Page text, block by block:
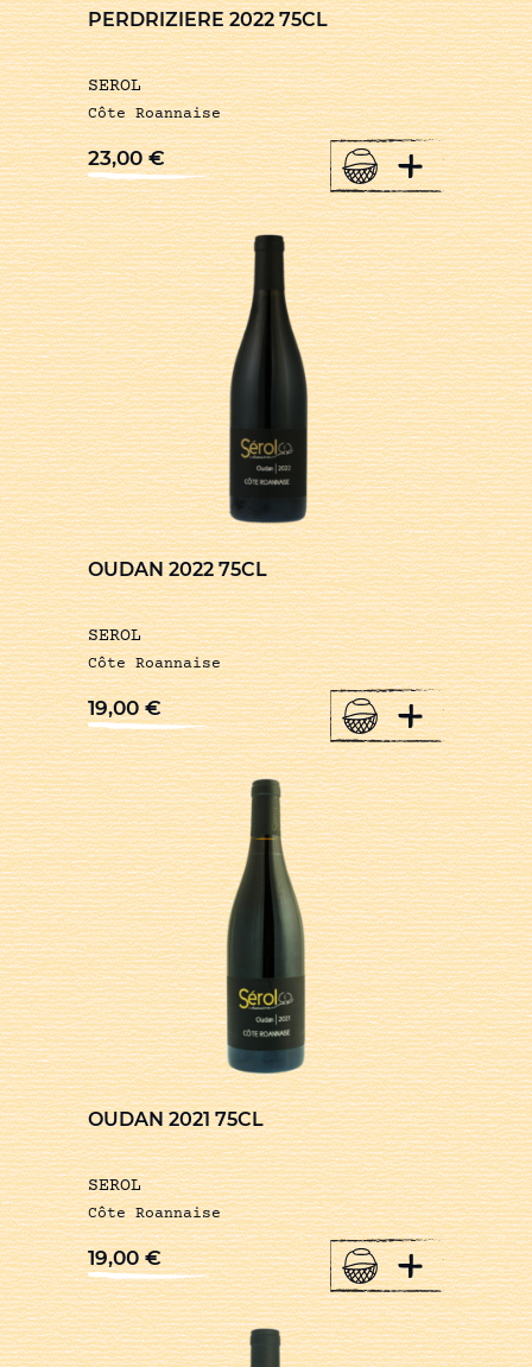
PERDRIZIERE 2022 75CL
SEROL
Côte Roannaise
23,00€ +
OUDAN 2022 75CL
SEROL
Côte Roannaise
19,00€ +
OUDAN 2021 75CL
SEROL
Côte Roannaise
19,00€ +